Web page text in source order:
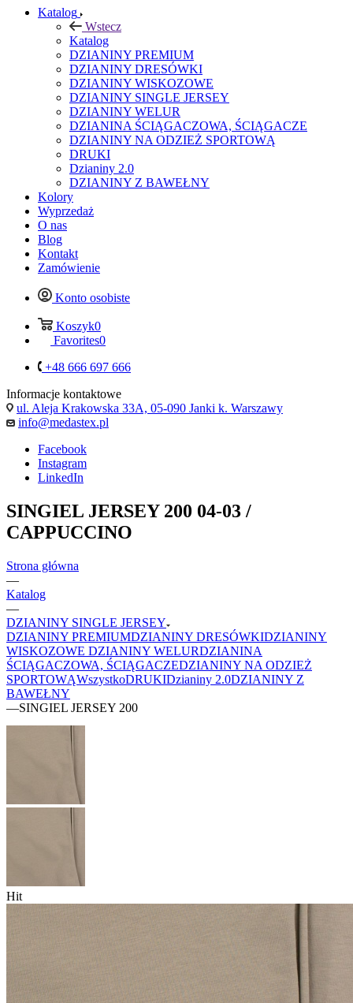
Katalog
Wstecz
Katalog
DZIANINY PREMIUM
DZIANINY DRESÓWKI
DZIANINY WISKOZOWE
DZIANINY SINGLE JERSEY
DZIANINY WELUR
DZIANINA ŚCIĄGACZOWA, ŚCIĄGACZE
DZIANINY NA ODZIEŻ SPORTOWĄ
DRUKI
Dzianiny 2.0
DZIANINY Z BAWEŁNY
Kolory
Wyprzedaż
O nas
Blog
Kontakt
Zamówienie
Konto osobiste
Koszyk0
Favorites0
+48 666 697 666
Informacje kontaktowe
ul. Aleja Krakowska 33A, 05-090 Janki k. Warszawy
info@medastex.pl
Facebook
Instagram
LinkedIn
SINGIEL JERSEY 200 04-03 /
CAPPUCCINO
Strona główna
—
Katalog
—
DZIANINY SINGLE JERSEY
DZIANINY PREMIUMDZIANINY DRESÓWKIDZIANINY
WISKOZOWE DZIANINY WELURDZIANINA
ŚCIĄGACZOWA, ŚCIĄGACZEDZIANINY NA ODZIEŻ
SPORTOWĄWszystkoDRUKIDzianiny 2.0DZIANINY Z
BAWEŁNY
—SINGIEL JERSEY 200
Hit